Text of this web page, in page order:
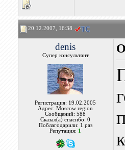
20.12.2007, 16:38
denis
Супер консультант
Регистрация: 19.02.2005
Адрес: Moscow region
Сообщений: 588
Сказал(а) спасибо: 0
Поблагодарили: 1 раз
Репутация: 1